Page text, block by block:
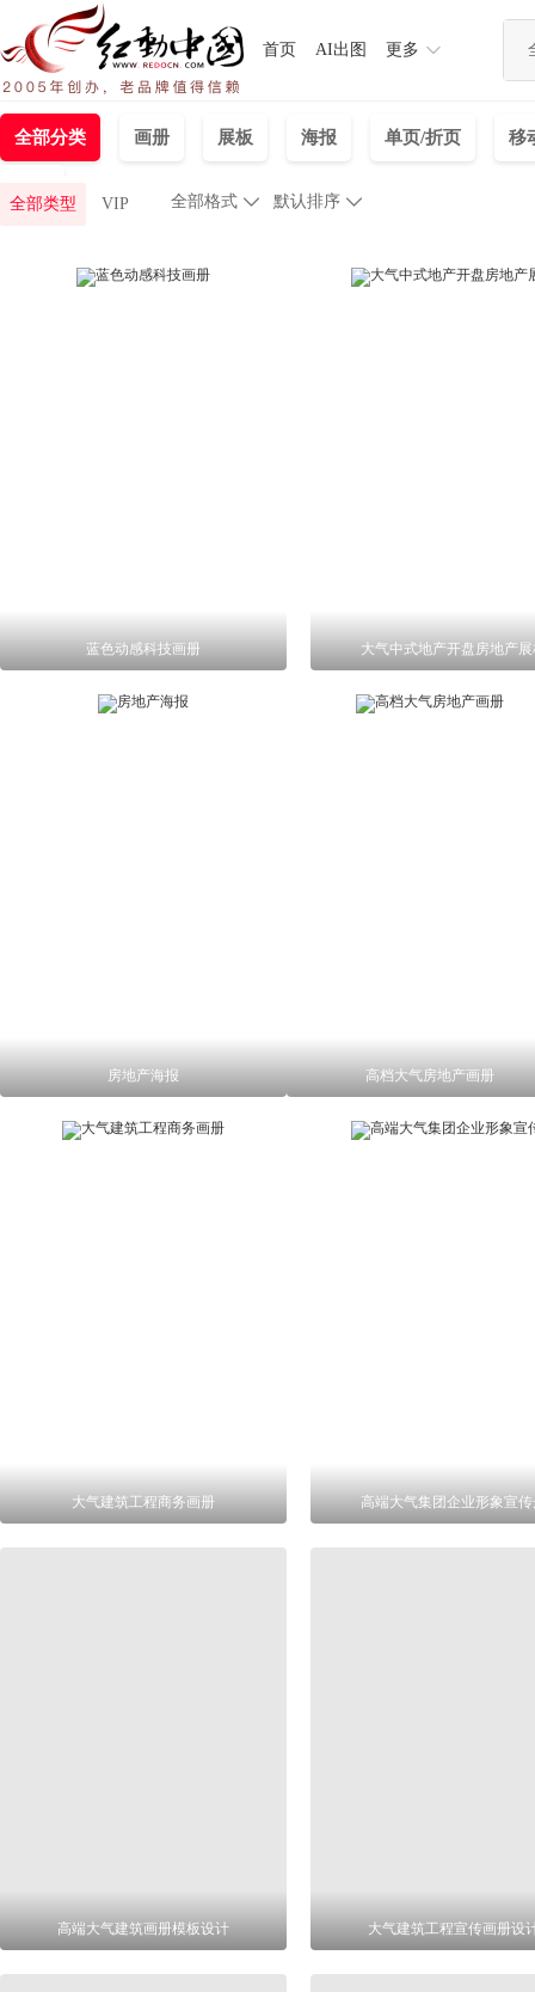
首页 AI出图 更多
全部分类 画册 展板 海报 单页/折页 移
全部类型 VIP 
全部格式 默认排序 
蓝色动感科技画册 大气中式地产开盘房地产
房地产海报 高档大气房地产画册
大气建筑工程商务画册 高端大气集团企业形象宣
高端大气建筑画册模板设计 大气建筑工程宣传画册设